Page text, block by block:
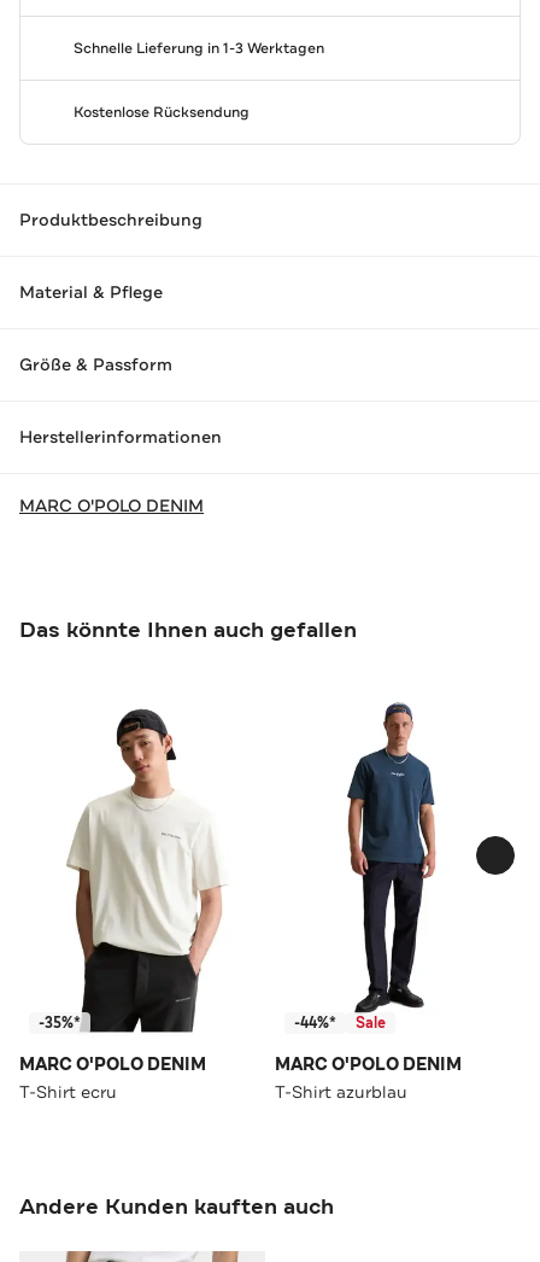
Schnelle Lieferung in 1-3 Werktagen
Kostenlose Rücksendung
Produktbeschreibung
Material & Pflege
Größe & Passform
Herstellerinformationen
MARC O'POLO DENIM
Das könnte Ihnen auch gefallen
-35%*
MARC O'POLO DENIM
T-Shirt ecru
-44%* Sale
MARC O'POLO DENIM
T-Shirt azurblau
Andere Kunden kauften auch